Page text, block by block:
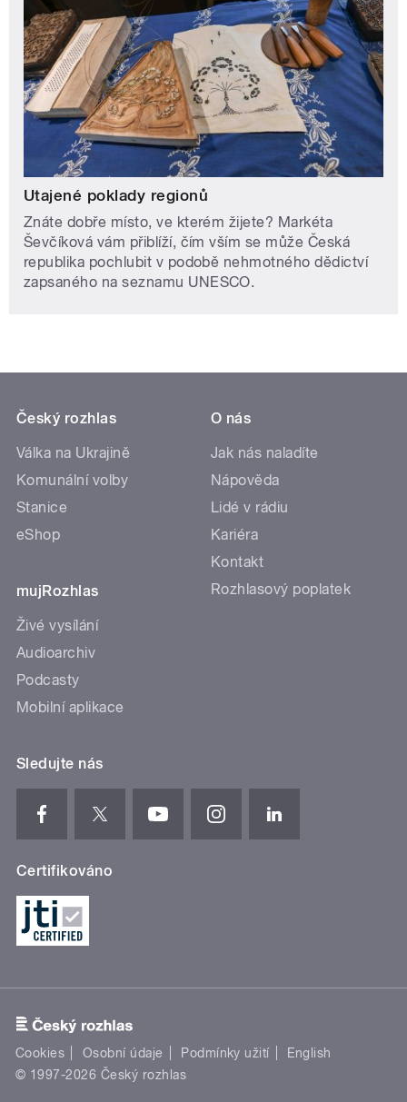
Utajené poklady regionů
Znáte dobře místo, ve kterém žijete? Markéta
Ševčíková vám přiblíží, čím vším se může Česká
republika pochlubit v podobě nehmotného dědictví
zapsaného na seznamu UNESCO.
Český rozhlas
Válka na Ukrajině
Komunální volby
Stanice
eShop
mujRozhlas
Živé vysílání
Audioarchiv
Podcasty
Mobilní aplikace
O nás
Jak nás naladíte
Nápověda
Lidé v rádiu
Kariéra
Kontakt
Rozhlasový poplatek
Sledujte nás
Certifikováno
Cookies Osobní údaje Podmínky užití
English
© 1997-2026 Český rozhlas